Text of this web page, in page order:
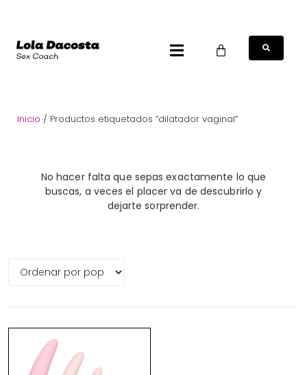
Inicio / Productos etiquetados “dilatador vaginal”
No hacer falta que sepas exactamente lo que
buscas, a veces el placer va de descubrirlo y
dejarte sorprender.